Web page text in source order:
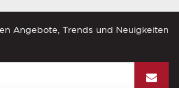
Angebote, Trends und Neuigkeiten